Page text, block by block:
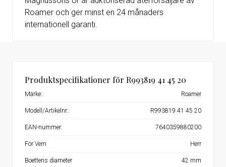
Roamer och ger minst en 24 månaders
internationell garanti.
Produktspecifikationer för R993819 41 45 20
Märke: Roamer
Modell/Artikelnr.: R993819 41 45 20
EAN-nummer: 7640359880200
För Vem Herr
Boettens diameter 42 mm